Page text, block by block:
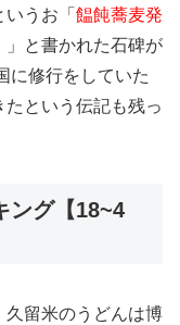
うお「 饂飩蕎麦発
」と書かれた石碑が
に修行をしていた
という伝記も残っ
ング【18~4
久留米のうどんは博